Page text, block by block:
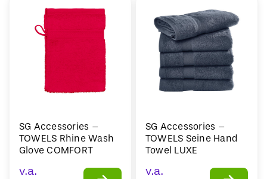
SG Accessories –
TOWELS Rhine Wash
Glove COMFORT
v.a.
SG Accessories –
TOWELS Seine Hand
Towel LUXE
v.a.